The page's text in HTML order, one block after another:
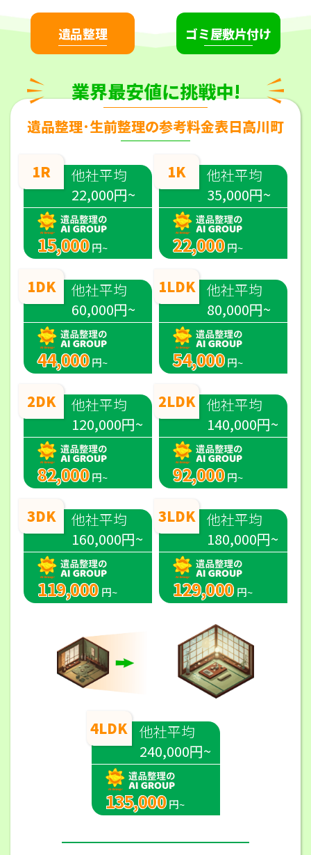
遺品整理 ゴミ屋敷片付け
業界最安値に挑戦中!
遺品整理･生前整理の参考料金表日高川町
1R
他社平均
22,000円~
15,000 円~
1DK
他社平均
60,000円~
44,000 円~
2DK
他社平均
120,000円~
82,000 円~
3DK
他社平均
160,000円~
119,000 円~
4LDK 他社平均
240,000円~
135,000 円~
1K
他社平均
35,000円~
22,000 円~
1LDK 他社平均
80,000円~
54,000 円~
2LDK 他社平均
140,000円~
92,000 円~
3LDK 他社平均
180,000円~
129,000 円~